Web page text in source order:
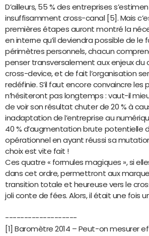
D’ailleurs, 55 % des entreprises
insuffisamment cross-canal [5]. Mais
premières étapes auront montré la
en interne qu’il deviendra possible de le
périmètres personnels, chacun
penser transversalement aux enjeux du
cross-device, et de fait l’organisation
redéfinie. S’il faut encore convaincre les
n’hésiteront pas longtemps : vaut-il
de voir son résultat chuter de 20 % à
inadaptation de l’entreprise au
40 % d’augmentation brute potentielle
opérationnel en ayant réussi sa
choix est vite fait !
Ces quatre « formules magiques », si
dans cet ordre, permettront aux
transition totale et heureuse vers le
joli conte de fées. Alors, il était une fois
-------------------
[1] Baromètre 2014 – Peut-on mesurer